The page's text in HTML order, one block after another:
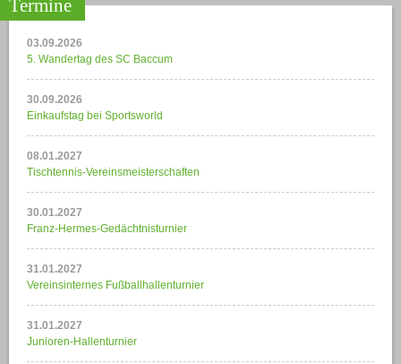
Termine
03.09.2026
5. Wandertag des SC Baccum
30.09.2026
Einkaufstag bei Sportsworld
08.01.2027
Tischtennis-Vereinsmeisterschaften
30.01.2027
Franz-Hermes-Gedächtnisturnier
31.01.2027
Vereinsinternes Fußballhallenturnier
31.01.2027
Junioren-Hallenturnier